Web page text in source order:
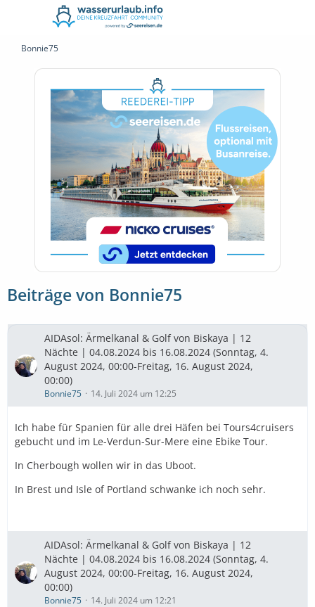
Bonnie75
Beiträge von Bonnie75
AIDAsol: Ärmelkanal & Golf von Biskaya | 12
Nächte | 04.08.2024 bis 16.08.2024 (Sonntag, 4.
August 2024, 00:00-Freitag, 16. August 2024,
00:00)
Bonnie75 14. Juli 2024 um 12:25
Ich habe für Spanien für alle drei Häfen bei Tours4cruisers
gebucht und im Le-Verdun-Sur-Mere eine Ebike Tour.
In Cherbough wollen wir in das Uboot.
In Brest und Isle of Portland schwanke ich noch sehr.
AIDAsol: Ärmelkanal & Golf von Biskaya | 12
Nächte | 04.08.2024 bis 16.08.2024 (Sonntag, 4.
August 2024, 00:00-Freitag, 16. August 2024,
00:00)
Bonnie75 14. Juli 2024 um 12:21